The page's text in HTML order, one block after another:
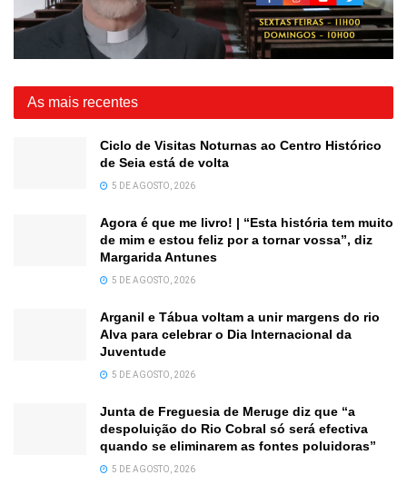
As mais recentes
Ciclo de Visitas Noturnas ao Centro Histórico
de Seia está de volta
5 DE AGOSTO, 2026
Agora é que me livro! | “Esta história tem muito
de mim e estou feliz por a tornar vossa”, diz
Margarida Antunes
5 DE AGOSTO, 2026
Arganil e Tábua voltam a unir margens do rio
Alva para celebrar o Dia Internacional da
Juventude
5 DE AGOSTO, 2026
Junta de Freguesia de Meruge diz que “a
despoluição do Rio Cobral só será efectiva
quando se eliminarem as fontes poluidoras”
5 DE AGOSTO, 2026